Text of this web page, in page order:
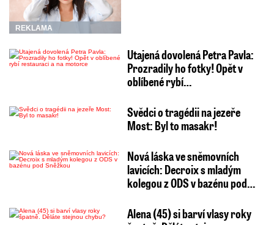
REKLAMA
Utajená dovolená Petra Pavla:
Prozradily ho fotky! Opět v
oblíbené rybí…
Svědci o tragédii na jezeře
Most: Byl to masakr!
Nová láska ve sněmovních
lavicích: Decroix s mladým
kolegou z ODS v bazénu pod…
Alena (45) si barví vlasy roky